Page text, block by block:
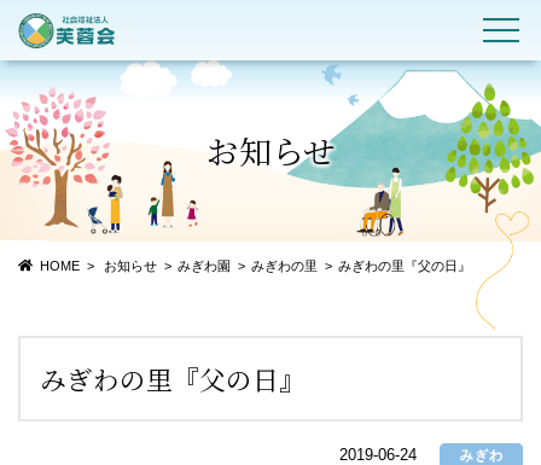
お知らせ
HOME お知らせ みぎわ園 みぎわの里 みぎわの里『父の日』
みぎわの里『父の日』
2019-06-24